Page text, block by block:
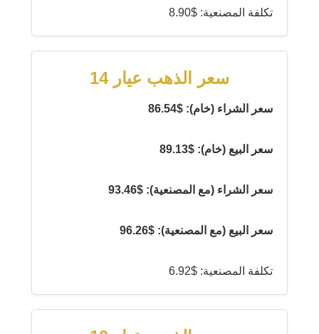
تكلفة المصنعية: $8.90
سعر الذهب عيار 14
سعر الشراء (خام): $86.54
سعر البيع (خام): $89.13
سعر الشراء (مع المصنعية): $93.46
سعر البيع (مع المصنعية): $96.26
تكلفة المصنعية: $6.92